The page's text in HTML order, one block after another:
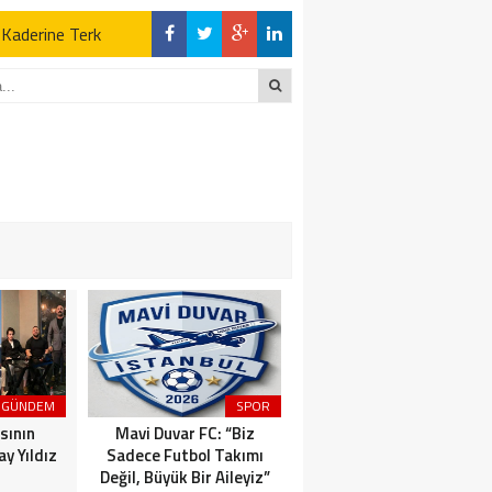
Terk
Açıklamalar
Terk
GÜNDEM
Yıldız
SPOR
Mavi Duvar FC: “Biz
Sadece Futbol Takımı
Değil, Büyük Bir Aileyiz”